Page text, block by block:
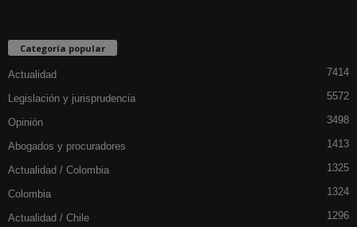
Categoría popular
Actualidad 7414
Legislación y jurisprudencia 5572
Opinión 3498
Abogados y procuradores 1413
Actualidad / Colombia 1325
Colombia 1324
Actualidad / Chile 1296